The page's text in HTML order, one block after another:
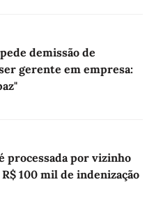
demissão de
gerente em empresa:
processada por vizinho
100 mil de indenização